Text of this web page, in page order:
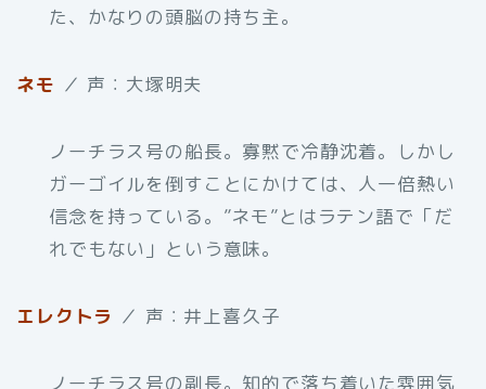
た、かなりの頭脳の持ち主。
ネモ ／ 声：大塚明夫
ノーチラス号の船長。寡黙で冷静沈着。しかし
ガーゴイルを倒すことにかけては、人一倍熱い
信念を持っている。”ネモ”とはラテン語で「だ
れでもない」という意味。
エレクトラ ／ 声：井上喜久子
ノーチラス号の副長。知的で落ち着いた雰囲気